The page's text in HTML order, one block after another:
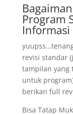
Program
Informasi
revisi standar
tampilan yang
untuk
berikan full
Bisa Tatap